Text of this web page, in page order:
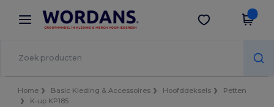
× Wordans-app
Betere prijzen in de app!
Download app
Home Basic Kleding & Accessoires Hoofddeksels
Petten
K-up KP185